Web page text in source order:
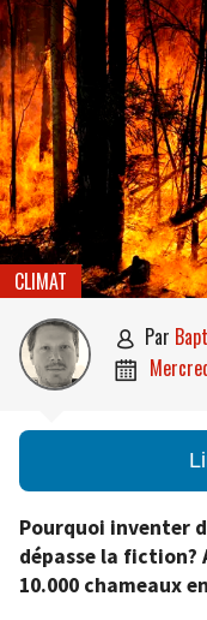
CLIMAT
 par

Pourquoi inventer
dépasse la fiction?
10.000 chameaux